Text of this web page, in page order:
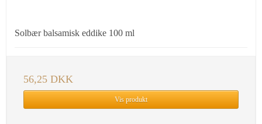
Solbær balsamisk eddike 100 ml
56,25 DKK
Vis produkt